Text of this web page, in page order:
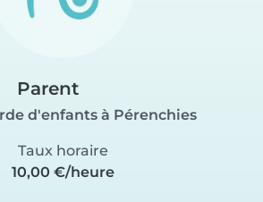
Parent
d'enfants à Pérenchies
Taux horaire
10,00 €/heure